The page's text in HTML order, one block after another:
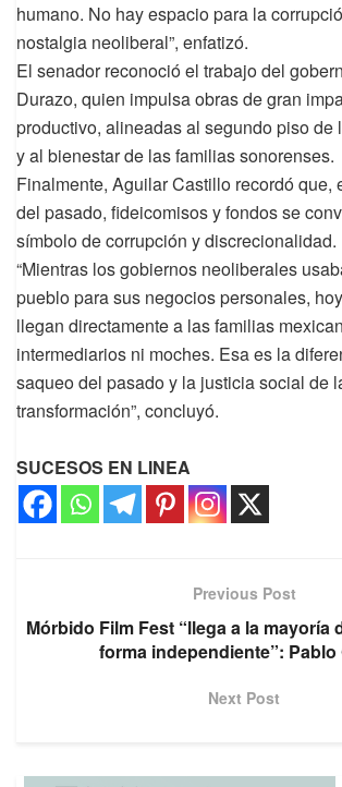
humano. No hay espacio para la
nostalgia neoliberal”, enfatizó.
El senador reconoció el trabajo del
Durazo, quien impulsa obras de gran
productivo, alineadas al segundo piso de
y al bienestar de las familias sonorenses.
Finalmente, Aguilar Castillo recordó que,
del pasado, fideicomisos y fondos se
símbolo de corrupción y discrecionalidad.
“Mientras los gobiernos neoliberales
pueblo para sus negocios personales,
llegan directamente a las familias
intermediarios ni moches. Esa es la
saqueo del pasado y la justicia social de
transformación”, concluyó.
SUCESOS EN LINEA
Previous Post
Mórbido Film Fest “llega a la mayoría
forma independiente”: Pablo
Next Post